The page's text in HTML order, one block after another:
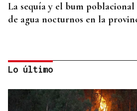
La sequía y el bum poblacional
de agua nocturnos en la
Lo último